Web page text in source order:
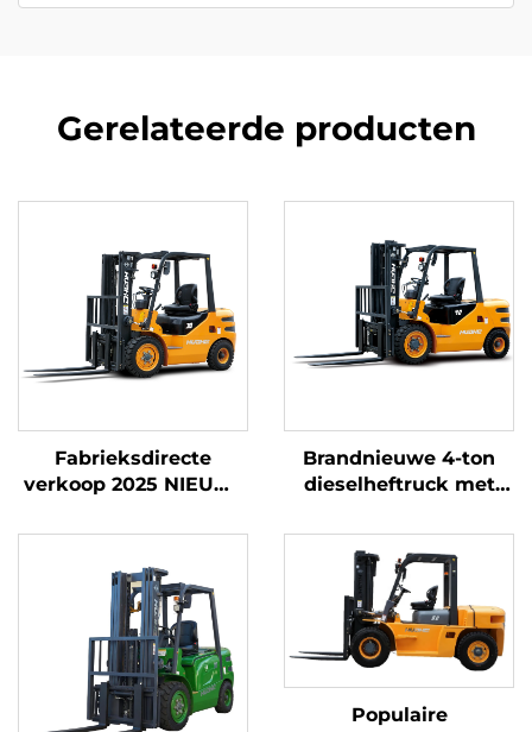
Gerelateerde producten
Fabrieksdirecte
verkoop 2025 NIEUW-
HUAHE 4-wiels
dieselheftruck van 3
ton
Brandnieuwe 4-ton
dieselheftruck met
Japanse ISUZU-motor
Populaire